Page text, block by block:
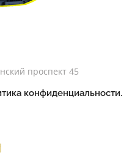
проспект 45
конфиденциальности.